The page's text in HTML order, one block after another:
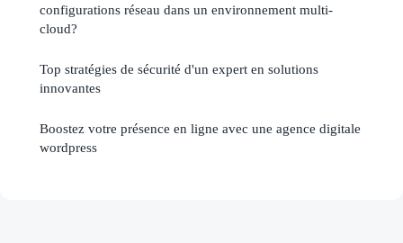
configurations réseau dans un environnement multi-
cloud?
Top stratégies de sécurité d'un expert en solutions
innovantes
Boostez votre présence en ligne avec une agence digitale
wordpress